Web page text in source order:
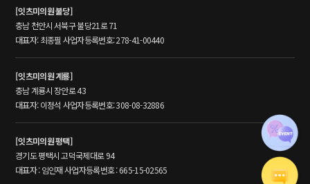
[잇츠미의원 불당]
충남 천안시 서북구 불당21로 71
대표자: 최종필 사업자등록번호: 278-41-00440
[잇츠미의원 계룡]
충남 계룡시 장안로 43
대표자: 이정석 사업자등록번호: 308-08-32886
[잇츠미의원 평택]
경기도 평택시 고덕국제대로 94
대표자 : 임인재 사업자등록번호 : 665-15-02565